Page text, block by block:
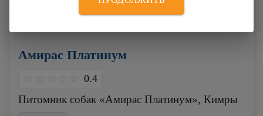
Амирас Платинум
0.4
Питомник собак «Амирас Платинум», Кимры